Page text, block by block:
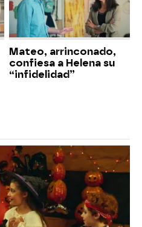
Mateo, arrinconado,
confiesa a Helena su
“infidelidad”